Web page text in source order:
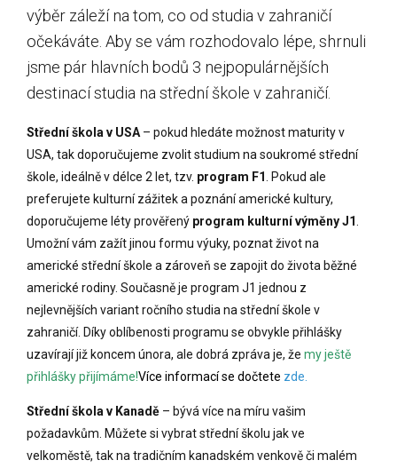
výběr záleží na tom, co od studia v zahraničí
očekáváte. Aby se vám rozhodovalo lépe, shrnuli
jsme pár hlavních bodů 3 nejpopulárnějších
destinací studia na střední škole v zahraničí.
Střední škola v USA – pokud hledáte možnost maturity v
USA, tak doporučujeme zvolit studium na soukromé střední
škole, ideálně v délce 2 let, tzv. program F1
. Pokud ale
preferujete kulturní zážitek a poznání americké kultury,
doporučujeme léty prověřený program kulturní výměny J1
Umožní vám zažít jinou formu výuky, poznat život na
americké střední škole a zároveň se zapojit do života běžné
americké rodiny. Současně je program J1 jednou z
nejlevnějších variant ročního studia na střední škole v
zahraničí. Díky oblíbenosti programu se obvykle přihlášky
uzavírají již koncem února, ale dobrá zpráva je, že my ještě
přihlášky přijímáme!Více informací se dočtete zde.
Střední škola v Kanadě – bývá více na míru vašim
požadavkům. Můžete si vybrat střední školu jak ve
velkoměstě, tak na tradičním kanadském venkově či malém